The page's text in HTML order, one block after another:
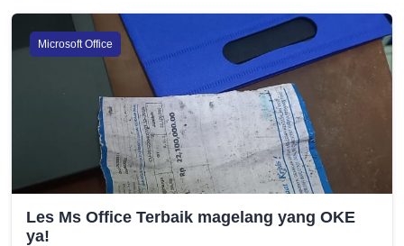
Microsoft Office
Les Ms Office Terbaik magelang yang OKE
ya!